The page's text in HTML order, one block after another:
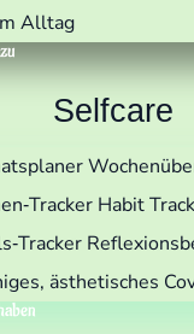
Selfcare